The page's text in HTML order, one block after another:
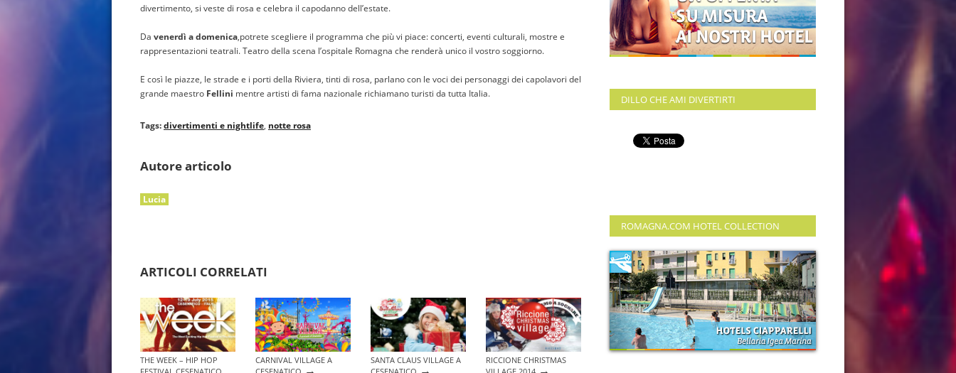
divertimento, si veste di rosa e celebra il capodanno dell’estate.
Da venerdì a domenica ,potrete scegliere il programma che più vi piace: concerti, eventi culturali, mostre e
rappresentazioni teatrali. Teatro della scena l’ospitale Romagna che renderà unico il vostro soggiorno.
E così le piazze, le strade e i porti della Riviera, tinti di rosa, parlano con le voci dei personaggi dei capolavori del
grande maestro Fellini mentre artisti di fama nazionale richiamano turisti da tutta Italia.
Tags:divertimenti e nightlife notte rosa
Autore articolo
Lucia
ARTICOLI CORRELATI
THE WEEK – HIP HOP
CARNIVAL VILLAGE A
SANTA CLAUS VILLAGE A
RICCIONE CHRISTMAS
DILLO CHE AMI DIVERTIRTI
ROMAGNA.COM HOTEL COLLECTION